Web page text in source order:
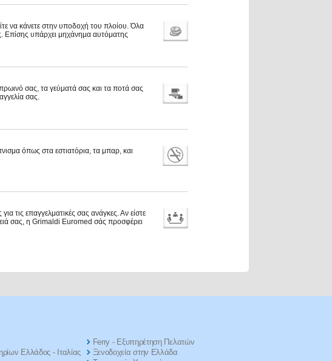
να κάνετε στην υποδοχή του πλοίου. Όλα
Επίσης υπάρχει μηχάνημα αυτόματης
σας, τα γεύματά σας και τα ποτά σας
σας.
όπως στα εστιατόρια, τα μπαρ, και
τις επαγγελματικές σας ανάγκες. Αν είστε
σας, η Grimaldi Euromed σάς προσφέρει
Ελλάδος - Ιταλίας
Ferry - Εξυπηρέτηση Πελατών
Ξενοδοχεία στην Ελλάδα